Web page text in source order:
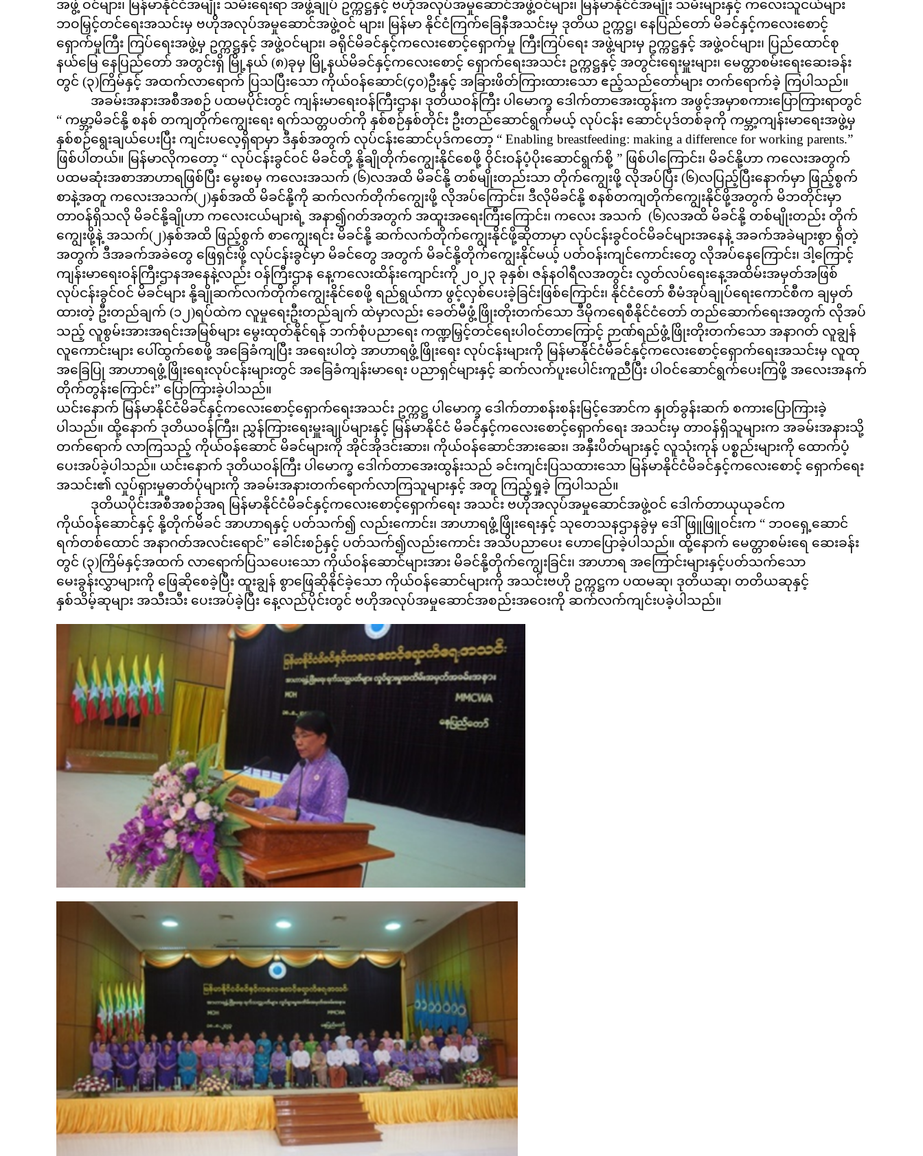
အဖွဲ့ ဝင်များ၊ မြန်မာနိုင်ငံအမျိုး သမီးရေးရာ အဖွဲ့ချုပ် ဥက္ကဋ္ဌနှင့် ဗဟိုအလုပ်အမှုဆောင်အဖွဲ့ဝင်များ၊ မြန်မာနိုင်ငံအမျိုး သမီးများနှင့် ကလေးသူငယ်များ
ဘဝမြှင့်တင်ရေးအသင်းမှ ဗဟိုအလုပ်အမှုဆောင်အဖွဲ့ဝင် များ၊ မြန်မာ နိုင်ငံကြက်ခြေနီအသင်းမှ ဒုတိယ ဥက္ကဋ္ဌ၊ နေပြည်တော် မိခင်နှင့်ကလေးစောင့်
ရှောက်မှုကြီး ကြပ်ရေးအဖွဲ့မှ ဥက္ကဋ္ဌနှင့် အဖွဲ့ဝင်များ၊ ခရိုင်မိခင်နှင့်ကလေးစောင့်‌ရှောက်မှု ကြီးကြပ်ရေး အဖွဲ့များမှ ဥက္ကဋ္ဌနှင့် အဖွဲ့ဝင်များ၊ ပြည်ထောင်စု
နယ်မြေ နေပြည်တော် အတွင်းရှိ မြို့နယ် (၈)ခုမှ မြို့နယ်မိခင်နှင့်ကလေးစောင့် ရှောက်ရေးအသင်း ဥက္ကဋ္ဌနှင့် အတွင်းရေးမှူးများ၊ မေတ္တာစမ်းရေးဆေးခန်း
တွင် (၃)ကြိမ်နှင့် အထက်လာရောက် ပြသပြီးသော ကိုယ်ဝန်ဆောင်(၄၀)ဦးနှင့် အခြားဖိတ်ကြားထားသော ဧည့်သည်တော်များ တက်ရောက်ခဲ့ ကြပါသည်။
အခမ်းအနားအစီအစဉ် ပထမပိုင်းတွင် ကျန်းမာရေးဝန်ကြီးဌာန၊ ဒုတိယဝန်ကြီး ပါမောက္ခ ‌ဒေါက်တာအေးထွန်းက အဖွင့်အမှာစကားပြောကြားရာတွင်
“ ကမ္ဘာ့မိခင်နို့ စနစ် တကျတိုက်ကျွေးရေး ရက်သတ္တပတ်ကို နှစ်စဉ်နှစ်တိုင်း ဦးတည်ဆောင်ရွက်မယ့် လုပ်ငန်း‌ ဆောင်ပုဒ်တစ်ခုကို ကမ္ဘာ့ကျန်းမာရေးအဖွဲ့မှ
နှစ်စဉ်ရွေးချယ်ပေးပြီး ကျင်းပလေ့ရှိရာမှာ ဒီနှစ်အတွက် လုပ်ငန်းဆောင်ပုဒ်ကတော့ “ Enabling breastfeeding: making a difference for working parents.”
ဖြစ်ပါတယ်။ မြန်မာလိုကတော့ “ လုပ်ငန်းခွင်ဝင် မိခင်တို့ နို့ချိုတိုက်ကျွေးနိုင်စေဖို့ ဝိုင်းဝန်ပံ့ပိုး‌ဆောင်ရွက်စို့ ” ဖြစ်ပါကြောင်း၊ မိခင်နို့ဟာ ကလေးအတွက်
ပထမဆုံးအစာအာဟာရဖြစ်ပြီး မွေးစမှ ကလေးအသက် (၆)လအထိ မိခင်နို့ တစ်မျိုးတည်းသာ တိုက်ကျွေးဖို့ လိုအပ်ပြီး (၆)လပြည့်ပြီးနောက်မှာ ဖြည့်စွက်
စာနဲ့အတူ ကလေးအသက်(၂)နှစ်အထိ မိခင်နို့ကို ဆက်လက်တိုက်ကျွေးဖို့ လိုအပ်ကြောင်း၊ ဒီလိုမိခင်နို့ စနစ်တကျတိုက်ကျွေးနိုင်ဖို့အတွက် မိဘတိုင်းမှာ
တာဝန်ရှိသလို မိခင်နို့ချိုဟာ ကလေးငယ်များရဲ့ အနာ၍ဂတ်အတွက် အထူးအရေးကြီးကြောင်း၊ ကလေး အသက် (၆)လအထိ မိခင်နို့ တစ်မျိုးတည်း တိုက်
ကျွေးဖို့နဲ့ အသက်(၂)နှစ်အထိ ဖြည့်စွက် စာကျွေးရင်း မိခင်နို့ ဆက်လက်တိုက်ကျွေးနိုင်ဖို့ဆိုတာမှာ လုပ်ငန်းခွင်ဝင်မိခင်များအနေနဲ့ အခက်အခဲများစွာ ရှိတဲ့
အတွက် ဒီအခက်အခဲတွေ ဖြေရှင်းဖို့ လုပ်ငန်းခွင်မှာ မိခင်တွေ အတွက် မိခင်နို့တိုက်ကျွေးနိုင်မယ့် ပတ်ဝန်းကျင်ကောင်းတွေ လိုအပ်နေကြောင်း၊ ဒါ့ကြောင့်
ကျန်းမာရေးဝန်ကြီးဌာနအနေနဲ့လည်း ဝန်ကြီးဌာန နေ့ကလေးထိန်းကျောင်းကို ၂၀၂၃ ခုနှစ်၊ ဇန်နဝါရီလအတွင်း လွတ်လပ်ရေးနေ့အထိမ်းအမှတ်အဖြစ်
လုပ်ငန်းခွင်ဝင် မိခင်များ နို့ချိုဆက်လက်တိုက်ကျွေးနိုင်စေဖို့ ရည်ရွယ်ကာ ဖွင့်လှစ်ပေးခဲ့ခြင်းဖြစ်ကြောင်း၊ နိုင်ငံတော် စီမံအုပ်ချုပ်ရေးကောင်စီက ချမှတ်
ထားတဲ့ ဦးတည်ချက် (၁၂)ရပ်ထဲက လူမှုရေးဦးတည်ချက် ထဲမှာလည်း ခေတ်မီဖွံ့ဖြိုးတိုးတက်သော ဒီမိုကရေစီနိုင်ငံတော် တည်ဆောက်‌ရေးအတွက် လိုအပ်
သည့် လူစွမ်းအားအရင်းအမြစ်များ မွေးထုတ်နိုင်ရန် ဘက်စုံပညာ‌ရေး ကဏ္ဍမြှင့်တင်ရေးပါဝင်တာကြောင့် ဉာဏ်ရည်ဖွံ့ဖြိုးတိုးတက်သော အနာဂတ် လူချွန်
လူကောင်းများ ပေါ်ထွက်စေဖို့ အခြေခံကျပြီး အရေးပါတဲ့ အာဟာရဖွံ့ဖြိုးရေး လုပ်ငန်းများကို မြန်မာနိုင်ငံမိခင်နှင့်ကလေးစောင့်‌ရှောက်ရေးအသင်းမှ လူထု
အခြေပြု အာဟာရဖွံ့ဖြိုးရေးလုပ်ငန်းများတွင် အခြေခံကျန်းမာရေး ပညာရှင်များနှင့် ဆက်လက်ပူးပေါင်းကူညီပြီး ပါဝင်ဆောင်ရွက်ပေးကြဖို့ အလေးအနက်
တိုက်တွန်းကြောင်း” ပြောကြားခဲ့ပါသည်။
ယင်းနောက် မြန်မာနိုင်ငံမိခင်နှင့်ကလေးစောင့်ရှောက်ရေးအသင်း ဥက္ကဋ္ဌ ပါမောက္ခ ဒေါက်တာစန်းစန်းမြင့်အောင်က နှုတ်ခွန်းဆက် စကားပြောကြားခဲ့
ပါသည်။ ထို့နောက် ဒုတိယဝန်ကြီး၊ ညွှန်ကြားရေးမှူးချုပ်များနှင့် မြန်မာနိုင်ငံ မိခင်နှင့်ကလေးစောင့်ရှောက်ရေး အသင်းမှ တာဝန်ရှိသူများက အခမ်းအနားသို့
တက်‌ရောက် လာကြသည့် ကိုယ်ဝန်ဆောင် မိခင်များကို အိုင်အိုဒင်းဆား၊ ကိုယ်ဝန်ဆောင်အားဆေး၊ အနှီးပိတ်များနှင့် လူသုံးကုန် ပစ္စည်းများကို ထောက်ပံ့
ပေးအပ်ခဲ့ပါသည်။ ယင်းနောက် ဒုတိယဝန်ကြီး ပါမောက္ခ ‌ဒေါက်တာအေးထွန်းသည် ခင်းကျင်းပြသထားသော မြန်မာနိုင်ငံမိခင်နှင့်ကလေးစောင့် ရှောက်ရေး
အသင်း၏ လှုပ်ရှားမှုဓာတ်ပုံများကို အခမ်းအနားတက်‌ရောက်လာကြသူများနှင့် အတူ ကြည့်ရှုခဲ့ ကြပါသည်။
ဒုတိယပိုင်းအစီအစဉ်အရ မြန်မာနိုင်ငံမိခင်နှင့်ကလေးစောင့်ရှောက်ရေး အသင်း ဗဟိုအလုပ်အမှုဆောင်အဖွဲ့ဝင် ဒေါက်တာယုယုခင်က
ကိုယ်ဝန်ဆောင်နှင့် နို့တိုက်မိခင် အာဟာရနှင့် ပတ်သက်၍ လည်းကောင်း၊ အာဟာရဖွံ့ဖြိုးရေးနှင့် သုတေသနဌာနခွဲမှ ‌ဒေါ်ဖြူဖြူဝင်းက “ ဘဝ‌ရှေ့ဆောင်
ရက်တစ်ထောင် အနာဂတ်အလင်းရောင်” ခေါင်းစဉ်နှင့် ပတ်သက်၍လည်းကောင်း အသိပညာပေး ဟောပြောခဲ့ပါသည်။ ထို့နောက် မေတ္တာစမ်းရေ ဆေးခန်း
တွင် (၃)ကြိမ်နှင့်အထက် လာရောက်ပြသပေးသော ကိုယ်ဝန်ဆောင်များအား မိခင်နို့တိုက်ကျွေးခြင်း၊ အာဟာရ အကြောင်းများနှင့်ပတ်သက်သော
မေးခွန်းလွှာများကို ဖြေဆိုစေခဲ့ပြီး ထူးချွန် စွာဖြေဆိုနိုင်ခဲ့သော ကိုယ်ဝန်ဆောင်များကို အသင်းဗဟို ဥက္ကဋ္ဌက ပထမဆု၊ ဒုတိယဆု၊ တတိယဆုနှင့်
နှစ်သိမ့်ဆုများ အသီးသီး ပေးအပ်ခဲ့ပြီး နေ့လည်ပိုင်းတွင် ဗဟိုအလုပ်အမှုဆောင်အစည်းအဝေးကို ဆက်လက်ကျင်းပခဲ့ပါသည်။